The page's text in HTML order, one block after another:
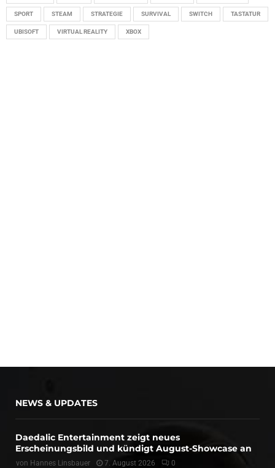
SPORT STEAM STRATEGIE SURVIVAL SWITCH TASTATUR
UBISOFT VIRTUAL REALITY XBOX
NEWS & UPDATES
Daedalic Entertainment zeigt neues
Erscheinungsbild und kündigt August-Showcase an
von Hannes Linsbauer 7. August 2026 0